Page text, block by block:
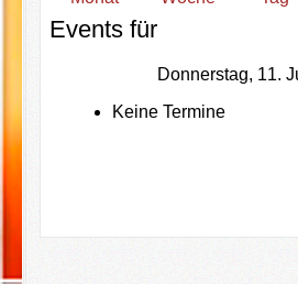
Events für
Donnerstag, 11.
Keine Termine